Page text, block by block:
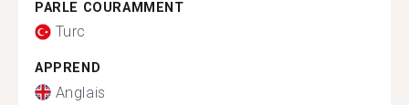
PARLE COURAMMENT
Turc
APPREND
Anglais